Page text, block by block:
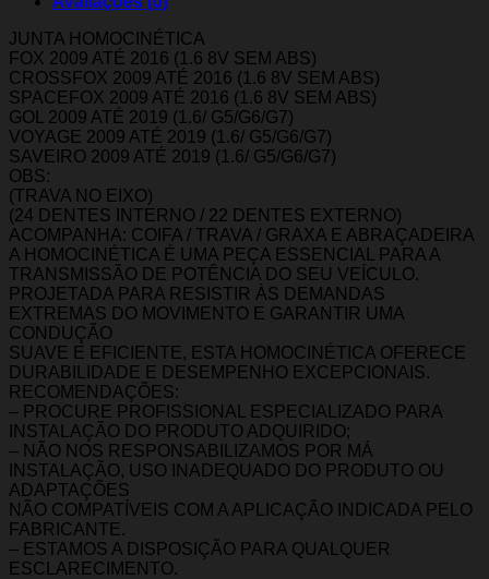
JUNTA HOMOCINÉTICA
FOX 2009 ATÉ 2016 (1.6 8V SEM ABS)
CROSSFOX 2009 ATÉ 2016 (1.6 8V SEM ABS)
SPACEFOX 2009 ATÉ 2016 (1.6 8V SEM ABS)
GOL 2009 ATÉ 2019 (1.6/ G5/G6/G7)
VOYAGE 2009 ATÉ 2019 (1.6/ G5/G6/G7)
SAVEIRO 2009 ATÉ 2019 (1.6/ G5/G6/G7)
OBS:
(TRAVA NO EIXO)
(24 DENTES INTERNO / 22 DENTES EXTERNO)
ACOMPANHA: COIFA / TRAVA / GRAXA E ABRAÇADEIRA
A HOMOCINÉTICA É UMA PEÇA ESSENCIAL PARA A
TRANSMISSÃO DE POTÊNCIA DO SEU VEÍCULO.
PROJETADA PARA RESISTIR ÀS DEMANDAS
EXTREMAS DO MOVIMENTO E GARANTIR UMA
CONDUÇÃO
SUAVE E EFICIENTE, ESTA HOMOCINÉTICA OFERECE
DURABILIDADE E DESEMPENHO EXCEPCIONAIS.
RECOMENDAÇÕES:
– PROCURE PROFISSIONAL ESPECIALIZADO PARA
INSTALAÇÃO DO PRODUTO ADQUIRIDO;
– NÃO NOS RESPONSABILIZAMOS POR MÁ
INSTALAÇÃO, USO INADEQUADO DO PRODUTO OU
ADAPTAÇÕES
NÃO COMPATÍVEIS COM A APLICAÇÃO INDICADA PELO
FABRICANTE.
– ESTAMOS A DISPOSIÇÃO PARA QUALQUER
ESCLARECIMENTO.